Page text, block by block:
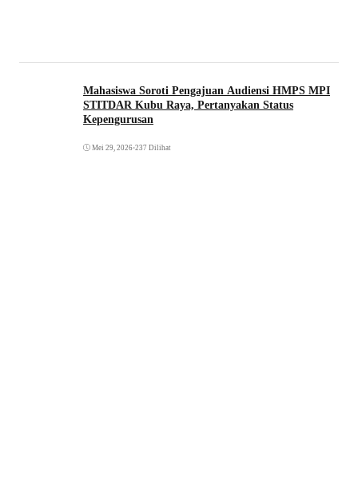
Mahasiswa Soroti Pengajuan Audiensi HMPS MPI
STITDAR Kubu Raya, Pertanyakan Status
Kepengurusan
Mei 29, 2026•237 Dilihat